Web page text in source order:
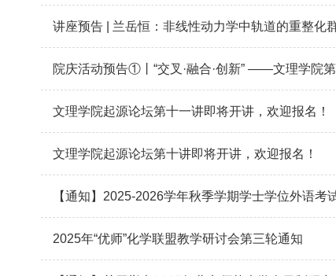
讲座预告 | 兰岳恒：非线性动力学中轨道的重整化
院庆活动预告①丨“交叉·融合·创新” ——文理学院
文理学院起源论坛第十一讲即将开讲，欢迎报名！
文理学院起源论坛第十讲即将开讲，欢迎报名！
【通知】2025-2026学年秋季学期学士学位外语考
2025年“优师”化学联盟教学研讨会第三轮通知